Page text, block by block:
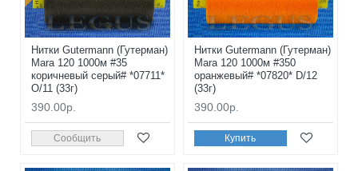
Нитки Gutermann (Гутерман)
Mara 120 1000м #35
коричневый серый# *07711*
O/11 (33г)
390.00р.
Сообщить
Нитки Gutermann (Гутерман)
Mara 120 1000м #350
оранжевый# *07820* D/12
(33г)
390.00р.
Купить